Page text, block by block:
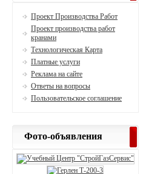
Проект Производства Работ
Проект производства работ
кранами
Технологическая Карта
Платные услуги
Реклама на сайте
Ответы на вопросы
Пользовательское соглашение
Фото-объявления